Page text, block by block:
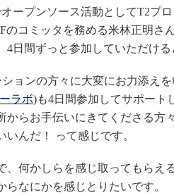
ープンソース活動としてT2プロ
のコミッタを務める米林正明さ
4日間ずっと参加していただける
ョンの方々に大変にお力添えを
ラボ)も4日間参加してサポート
からお手伝いにきてくださる方
んだ！ って感じです。
何かしらを感じ取ってもらえ
なにかを感じとりたいです。